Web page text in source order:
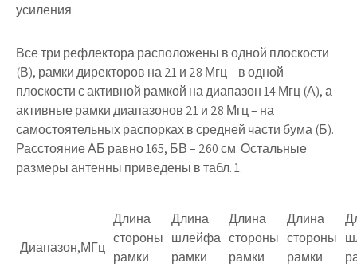
усиления.
Все три рефлектора расположены в одной плоскости
(В), рамки директоров на 21 и 28 Мгц – в одной
плоскости с активной рамкой на диапазон 14 Мгц (А), а
активные рамки диапазонов 21 и 28 Мгц – на
самостоятельных распорках в средней части бума (Б).
Расстояние АБ равно 165, БВ – 260 см. Остальные
размеры антенны приведены в табл. 1.
Диапазон,МГц
Длина
стороны
рамки
Длина
шлейфа
рамки
Длина
стороны
рамки
Длина
стороны
рамки